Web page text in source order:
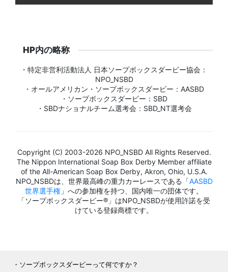
HP内の略称
・特定非営利活動法人 日本ソープボックスダービー協会：
NPO_NSBD
・オールアメリカン・ソープボックスダービー：AASBD
・ソープボックスダービー：SBD
・SBDナショナルチーム選考会：SBD_NT選考会
Copyright (C) 2003-2026 NPO_NSBD All Rights Reserved.
The Nippon International Soap Box Derby Member affiliate
of the All-American Soap Box Derby, Akron, Ohio, U.S.A.
NPO_NSBDは、世界最高峰の重力カーレースである「AASBD
世界選手権 」への参加権を持つ、国内唯一の団体です。
「ソープボックスダービー®」はNPO_NSBDが使用許諾を受
けている登録商標です。
ソープボックスダービーって何ですか？